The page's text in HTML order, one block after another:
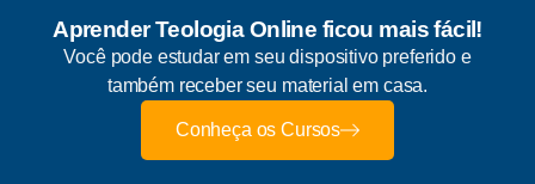
Aprender Teologia Online ficou mais fácil!
Você pode estudar em seu dispositivo preferido e
também receber seu material em casa.
Conheça os Cursos